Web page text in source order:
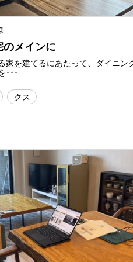
のメインに
家を建てるにあたって、ダイニン
･･･
クス